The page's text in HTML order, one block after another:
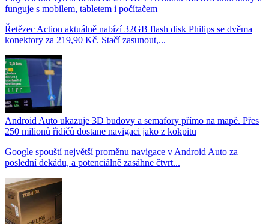
funguje s mobilem, tabletem i počítačem
Řetězec Action aktuálně nabízí 32GB flash disk Philips se dvěma
konektory za 219,90 Kč. Stačí zasunout,...
Android Auto ukazuje 3D budovy a semafory přímo na mapě. Přes
250 milionů řidičů dostane navigaci jako z kokpitu
Google spouští největší proměnu navigace v Android Auto za
poslední dekádu, a potenciálně zasáhne čtvrt...